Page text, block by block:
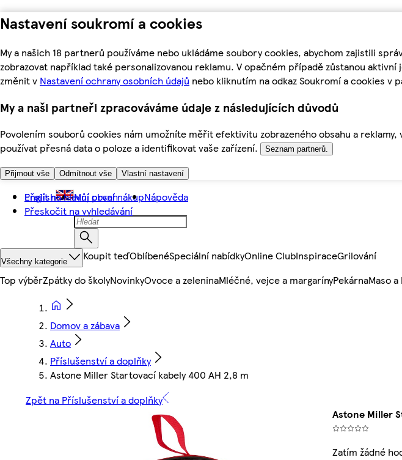
Nastavení soukromí a cookies
My a našich 18 partnerů používáme nebo ukládáme soubory cookies, abychom zajistili
zobrazovat například také personalizovanou reklamu. V opačném případě zůstanou
změnit v Nastavení ochrany osobních údajů nebo kliknutím na odkaz Soukromí a cookies v
My a naši partneři zpracováváme údaje z následujících důvodů
Povolením souborů cookies nám umožníte měřit efektivitu zobrazeného obsahu a
používat přesná data o poloze a identifikovat vaše zařízení.
Seznam partnerů.
Přijmout vše Odmítnout vše Vlastní nastavení
Přejít na hlavní obsah
Přeskočit na vyhledávání
English Můj první nákupNápověda
Všechny kategorie Koupit teďOblíbenéSpeciální nabídkyOnline ClubInspiraceGrilování
Top výběrZpátky do školyNovinkyOvoce a zeleninaMléčné, vejce a margarínyPekárnaMaso
Domov a zábava
Auto
Příslušenství a doplňky
Astone Miller Startovací kabely 400 AH 2,8 m
Zpět na Příslušenství a doplňky
Astone Miller
Zatím žádné